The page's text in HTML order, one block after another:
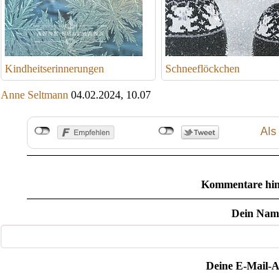
Kindheitserinnerungen Schneeflöckchen
Anne Seltmann 04.02.2024, 10.07
Als
Kommentare
Dein
Deine E-Mail-